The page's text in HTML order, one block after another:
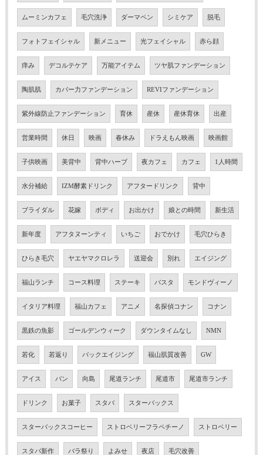
ムーミンカフェ 毛穴洗浄 ダーマペン シミケア 脱毛
フォトフェイシャル 新メニュー 光フェイシャル 赤ら顔
痒み デコルテケア 万能アイテム ツヤ肌ファンデーション
陶肌肌 カバー力ファンデーション REVIファンデーション
紫外線防止ファンデーション 育休 産休 産休育休 出産
営業時間 休日 映画 春休み ドラえもん映画 映画館
子供映画 美背中 背中ハーブ 夜カフェ カフェ 1人時間
水分補給 IZM酵素ドリンク アフタードリンク 背中
ブライダル 花嫁 ボディ お出かけ 娘との時間 新生活
新年度 アフタヌーンティ いちご おでかけ 毛穴ひらき
ひらき毛穴 ヤエヤマクロレラ 送迎会 別れ エイジング
福山ランチ コース料理 ステーキ パスタ モンドヴィーノ
イタリア料理 福山カフェ アニメ 名探偵コナン コナン
黒鉄の魚影 ゴールデンウィーク ダウンタイムなし NMN
若化 若返り バックエイジング 福山肌質改善 GW
アイス パン 向島 尾道ランチ 尾道市 尾道市ランチ
ドリンク お菓子 スタバ スターバックス
スターバックスコーヒー ストロベリーフラペチーノ ストロベリー
スタバ新作 バラ祭り よみせ 夜店 毛穴改善